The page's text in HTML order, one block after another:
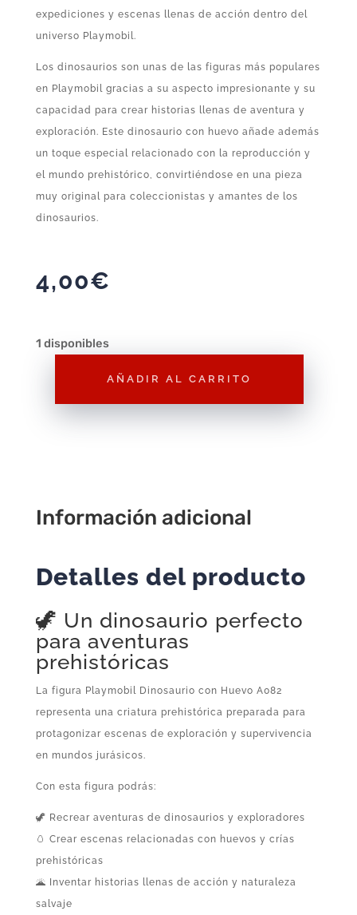
expediciones y escenas llenas de acción dentro del
universo Playmobil.
Los dinosaurios son unas de las figuras más populares
en Playmobil gracias a su aspecto impresionante y su
capacidad para crear historias llenas de aventura y
exploración. Este dinosaurio con huevo añade además
un toque especial relacionado con la reproducción y
el mundo prehistórico, convirtiéndose en una pieza
muy original para coleccionistas y amantes de los
dinosaurios.
4,00€
1 disponibles
Original
cantidad
AÑADIR AL CARRITO
Información adicional
Detalles del producto
🦖 Un dinosaurio perfecto
para aventuras
prehistóricas
La figura Playmobil Dinosaurio con Huevo A082
representa una criatura prehistórica preparada para
protagonizar escenas de exploración y supervivencia
en mundos jurásicos.
Con esta figura podrás:
🦖 Recrear aventuras de dinosaurios y exploradores
🥚 Crear escenas relacionadas con huevos y crías
prehistóricas
🌋 Inventar historias llenas de acción y naturaleza
salvaje